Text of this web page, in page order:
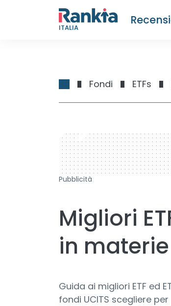
ITALIA
Fondi ETFs
728 x 90
Pubblicità
Migliori
in
Guida ai migliori ETF ed
fondi UCITS scegliere